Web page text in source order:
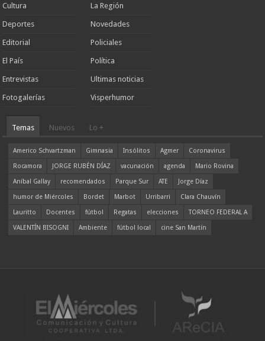
Cultura
Deportes
Editorial
El País
Entrevistas
Fotogalerías
La Región
Novedades
Policiales
Política
Ultimas noticias
Visperhumor
Temas Nuevos Lo +
Americo Schvartzman Gimnasia Insólitos Agmer
Coronavirus
Rocamora
JORGE RUBÉN DÍAZ vacunación agenda
Mario Rovina
Aníbal Gallay
recomendados Parque Sur ATE
Jorge Díaz
humor de Miércoles
Bordet Marbot Urribarri
Clara Chauvín
Lauritto
Docentes fútbol Regatas elecciones
TORNEO FEDERAL A
VALENTÍN BISOGNI
Ambiente fútbol local cine San Martín